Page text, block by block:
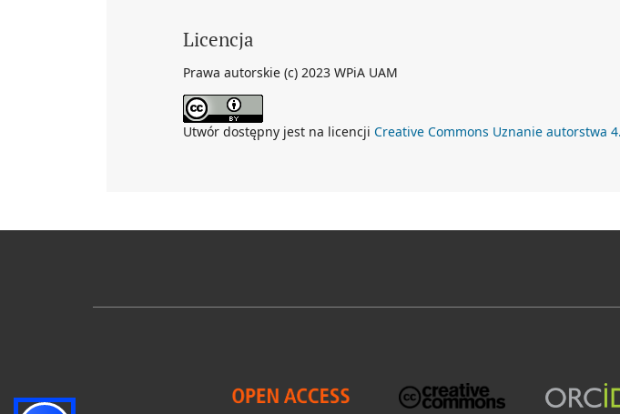
Licencja
Prawa autorskie (c) 2023 WPiA UAM
Utwór dostępny jest na licencji Creative Commons Uznanie autorstwa